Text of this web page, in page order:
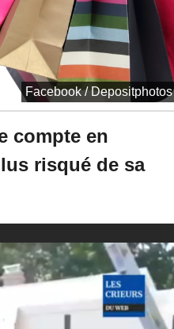
Facebook / Depositphotos
compte en
risqué de sa